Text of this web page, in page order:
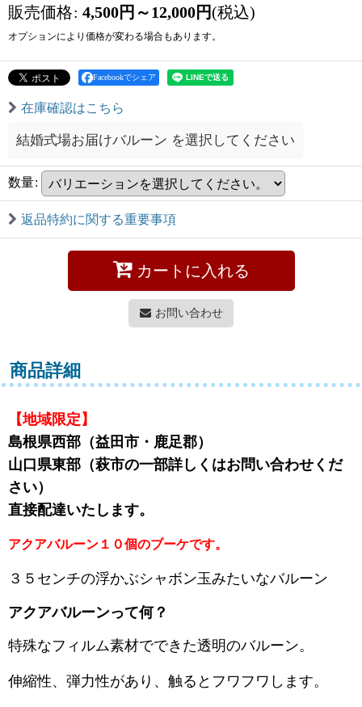
販売価格: 4,500円 ～12,000円(税込)
オプションにより価格が変わる場合もあります。
Facebookでシェア
在庫確認はこちら
結婚式場お届けバルーン を選択してください
数量:
返品特約に関する重要事項
カートに入れる
お問い合わせ
商品詳細
【地域限定】
島根県西部（益田市・鹿足郡）
山口県東部（萩市の一部詳しくはお問い合わせくだ
さい）
直接配達いたします。
アクアバルーン１０個のブーケです。
３５センチの浮かぶシャボン玉みたいなバルーン
アクアバルーンって何？
特殊なフィルム素材でできた透明のバルーン。
伸縮性、弾力性があり、触るとフワフワします。